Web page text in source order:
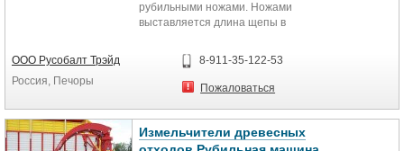
Диаметр диска с режущими
зубьями - 470 мм
Диаметр зуба - 20,5 мм
Каждый зуб имеет три рабочих
поверхности, которыми он
Зубья расположены на разном
расстоянии от поверхности диска
рубильными ножами. Ножами
выставляется длина щепы в
подходит для технологических
целей (производство ДСП,
топливная щепа, щепа для с/х
Подача материала в машину через
направляющий бункер с
ООО Русобалт Трэйд
Россия, Печоры
8-911-35-122-53
Пожаловаться
Измельчители древесных